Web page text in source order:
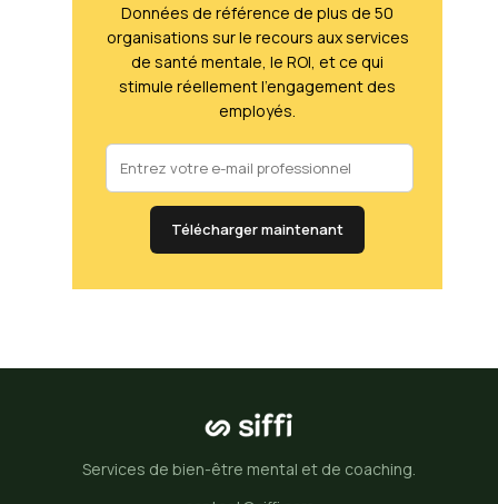
Données de référence de plus de 50
organisations sur le recours aux services
de santé mentale, le ROI, et ce qui
stimule réellement l'engagement des
employés.
Télécharger maintenant
Services de bien-être mental et de coaching.